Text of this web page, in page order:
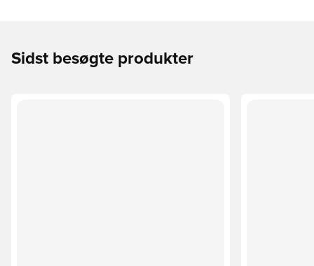
Sidst besøgte produkter